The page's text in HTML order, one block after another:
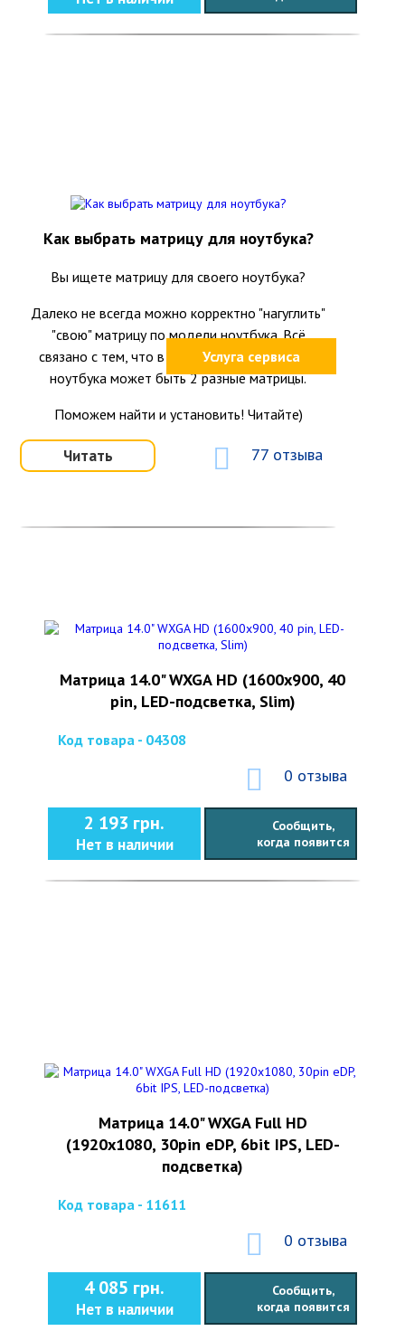
Услуга сервиса
Как выбрать матрицу для ноутбука?
Вы ищете матрицу для своего ноутбука?
Далеко не всегда можно корректно "нагуглить"
"свою" матрицу по модели ноутбука. Всё
связано с тем, что в одной и той же модели
ноутбука может быть 2 разные матрицы.
Поможем найти и установить! Читайте)
Читать 77 отзыва
Матрица 14.0" WXGA HD (1600x900, 40
pin, LED-подсветка, Slim)
Код товара - 04308
0 отзыва
2 193 грн.
Нет в наличии
Сообщить,
когда появится
Матрица 14.0" WXGA Full HD
(1920х1080, 30pin eDP, 6bit IPS, LED-
подсветка)
Код товара - 11611
0 отзыва
4 085 грн.
Нет в наличии
Сообщить,
когда появится